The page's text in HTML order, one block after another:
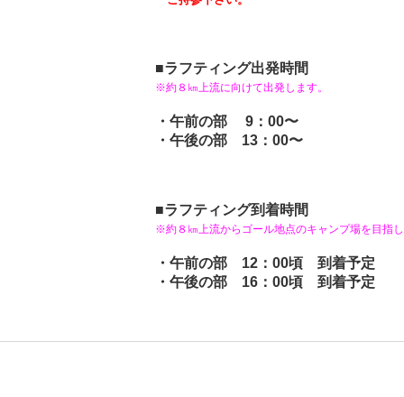
■ラフティング出発時間
※約８㎞上流に向けて出発します。
・午前の部 9：00〜
・午後の部 13：00〜
■ラフティング到着時間
※約８㎞上流からゴール地点のキャンプ場を目指
・午前の部 12：00頃 到着予定
・午後の部 16：00頃 到着予定